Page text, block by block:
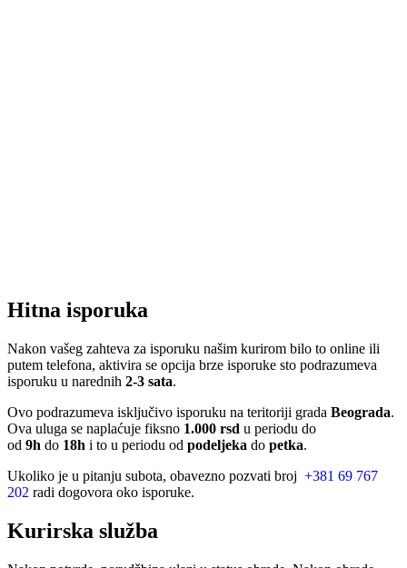
Hitna isporuka
Nakon vašeg zahteva za isporuku našim kurirom bilo to online ili
putem telefona, aktivira se opcija brze isporuke sto podrazumeva
isporuku u narednih 2-3 sata.
Ovo podrazumeva isključivo isporuku na teritoriji grada Beograda.
Ova uluga se naplaćuje fiksno 1.000 rsd u periodu do
od 9h do 18h i to u periodu od podeljeka do petka.
Ukoliko je u pitanju subota, obavezno pozvati broj +381 69 767
202 radi dogovora oko isporuke.
Kurirska služba